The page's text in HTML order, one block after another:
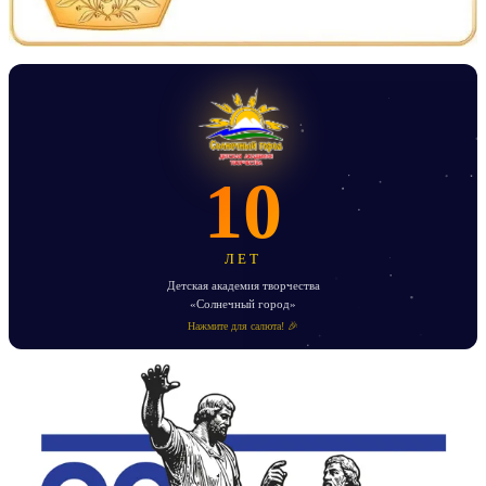
10
ЛЕТ
Детская академия творчества
«Солнечный город»
Нажмите для салюта! 🎉